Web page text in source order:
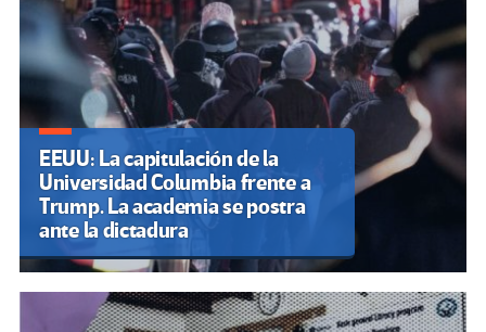
EEUU: La capitulación de la
Universidad Columbia frente a
Trump. La academia se postra
ante la dictadura